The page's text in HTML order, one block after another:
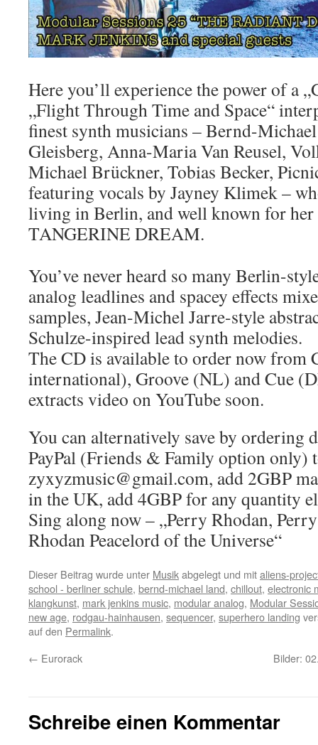
Here you’ll experience the power of a
„Flight Through Time and Space“
finest synth musicians – Bernd-
Gleisberg, Anna-Maria Van Reusel,
Michael Brückner, Tobias Becker,
featuring vocals by Jayney Klimek –
living in Berlin, and well known for
TANGERINE DREAM.
You’ve never heard so many Berlin-
analog leadlines and spacey effects
samples, Jean-Michel Jarre-style
Schulze-inspired lead synth melodies.
The CD is available to order now from
international), Groove (NL) and Cue
extracts video on YouTube soon.
You can alternatively save by ordering
PayPal (Friends & Family option only)
zyxyzmusic@gmail.com, add 2GBP
in the UK, add 4GBP for any quantity
Sing along now – „Perry Rhodan,
Rhodan Peacelord of the Universe“
Dieser Beitrag wurde unter Musikabgelegt und mitaliens-
school - berliner schule, bernd-michael land, chillout, electronic
klangkunst, mark jenkins music, modular analog, Modular
new age, rodgau-hainhausen, sequencer, superhero landing
auf den Permalink.
← Eurorack Bilder:
Schreibe einen Kommentar